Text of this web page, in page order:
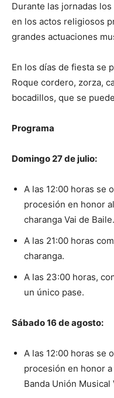
Durante las jornadas
en los actos religiosos
grandes actuaciones
En los días de fiesta se
Roque cordero, zorza,
bocadillos, que se
Programa
Domingo 27 de julio:
A las 12:00 horas se
procesión en honor
charanga Vai de Baile.
A las 21:00 horas
charanga.
A las 23:00 horas,
un único pase.
Sábado 16 de agosto:
A las 12:00 horas se
procesión en honor
Banda Unión Musical